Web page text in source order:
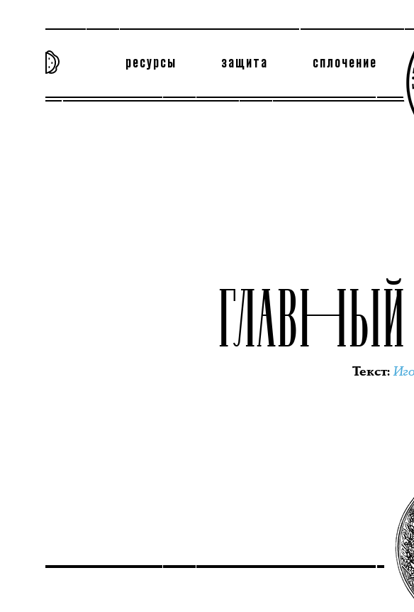
ресурсы защита сплочение
Текст: